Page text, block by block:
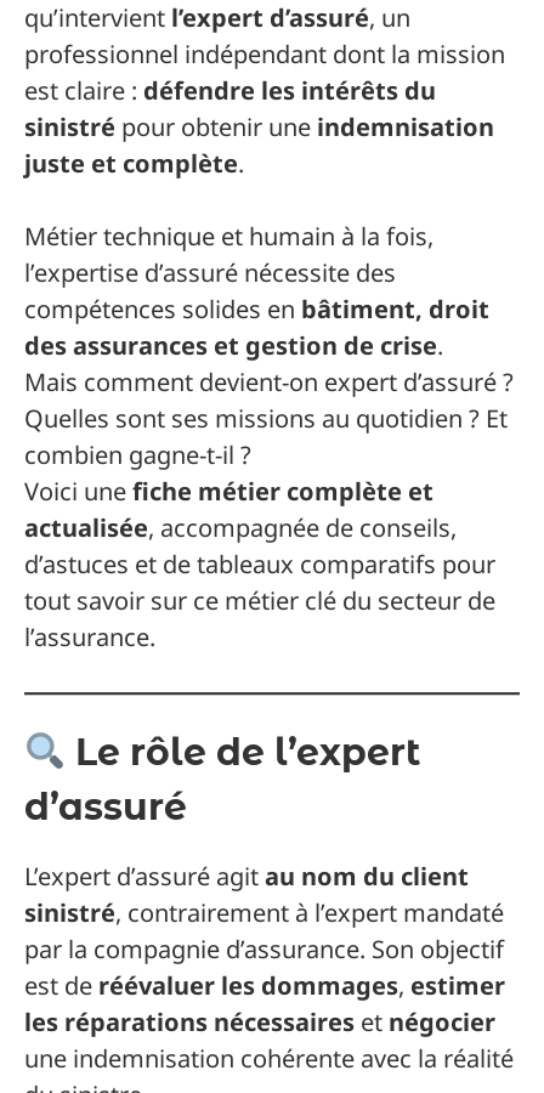
qu’intervient l’expert d’assuré, un
professionnel indépendant dont la mission
est claire : défendre les intérêts du
sinistré pour obtenir une indemnisation
juste et complète.
Métier technique et humain à la fois,
l’expertise d’assuré nécessite des
compétences solides en bâtiment, droit
des assurances et gestion de crise.
Mais comment devient-on expert d’assuré ?
Quelles sont ses missions au quotidien ? Et
combien gagne-t-il ?
Voici unefiche métier complète et
actualisée, accompagnée de conseils,
d’astuces et de tableaux comparatifs pour
tout savoir sur ce métier clé du secteur de
l’assurance.
Le rôle de l’expert
d’assuré
L’expert d’assuré agitau nom du client
sinistré, contrairement à l’expert mandaté
par la compagnie d’assurance. Son objectif
est de réévaluer les dommages, estimer
les réparations nécessaires et négocier
une indemnisation cohérente avec la réalité